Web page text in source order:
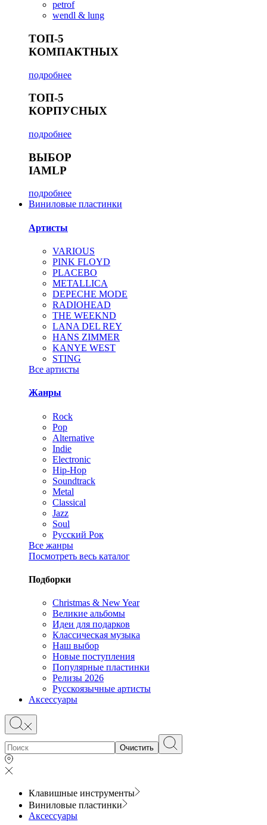
petrof
wendl & lung
ТОП-5
КОМПАКТНЫХ
подробнее
ТОП-5
КОРПУСНЫХ
подробнее
ВЫБОР
IAMLP
подробнее
Виниловые пластинки
Артисты
VARIOUS
PINK FLOYD
PLACEBO
METALLICA
DEPECHE MODE
RADIOHEAD
THE WEEKND
LANA DEL REY
HANS ZIMMER
KANYE WEST
STING
Все артисты
Жанры
Rock
Pop
Alternative
Indie
Electronic
Hip-Hop
Soundtrack
Metal
Classical
Jazz
Soul
Русский Рок
Все жанры
Посмотреть весь каталог
Подборки
Christmas & New Year
Великие альбомы
Идеи для подарков
Классическая музыка
Наш выбор
Новые поступления
Популярные пластинки
Релизы 2026
Русскоязычные артисты
Аксессуары
Очистить
Клавишные инструменты
Виниловые пластинки
Аксессуары